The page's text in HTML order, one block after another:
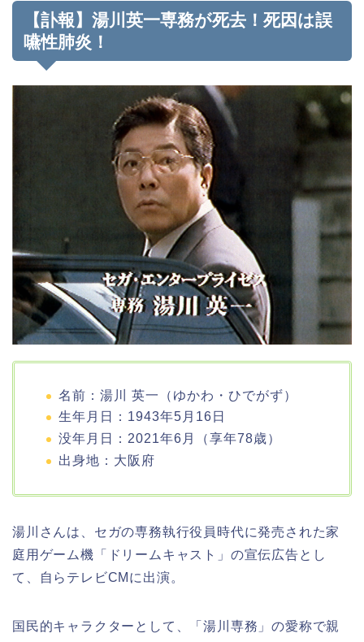
【訃報】湯川英一専務が死去！死因は誤
嚥性肺炎！
名前：湯川 英一（ゆかわ・ひでがず）
生年月日：1943年5月16日
没年月日：2021年6月（享年78歳）
出身地：大阪府
湯川さんは、セガの専務執行役員時代に発売された家
庭用ゲーム機「ドリームキャスト」の宣伝広告とし
て、自らテレビCMに出演。
国民的キャラクターとして、「湯川専務」の愛称で親